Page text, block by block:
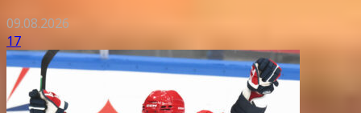
09.08.2026
17